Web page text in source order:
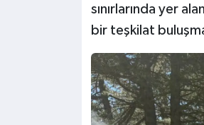
sınırlarında yer
bir teşkilat